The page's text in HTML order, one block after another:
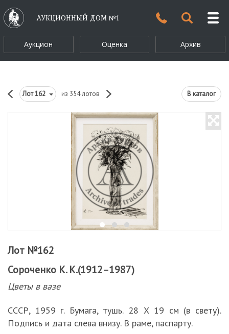
АУКЦИОННЫЙ ДОМ №1
Аукцион Оценка Архив
Лот162 из 354 лотов В каталог
Лот №162
Сороченко К. К.(1912–1987)
Цветы в вазе
СССР, 1959 г. Бумага, тушь. 28 Х 19 см (в свету).
Подпись и дата слева внизу. В раме, паспарту.